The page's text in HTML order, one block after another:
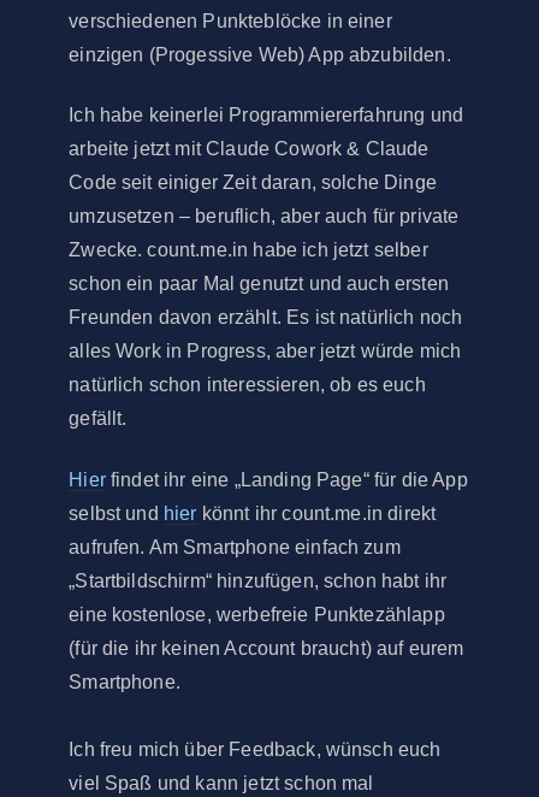
verschiedenen Punkteblöcke in einer
einzigen (Progessive Web) App abzubilden.
Ich habe keinerlei Programmiererfahrung und
arbeite jetzt mit Claude Cowork & Claude
Code seit einiger Zeit daran, solche Dinge
umzusetzen – beruflich, aber auch für private
Zwecke. count.me.in habe ich jetzt selber
schon ein paar Mal genutzt und auch ersten
Freunden davon erzählt. Es ist natürlich noch
alles Work in Progress, aber jetzt würde mich
natürlich schon interessieren, ob es euch
gefällt.
Hierfindet ihr eine „Landing Page“ für die App
selbst und hier könnt ihr count.me.in direkt
aufrufen. Am Smartphone einfach zum
„Startbildschirm“ hinzufügen, schon habt ihr
eine kostenlose, werbefreie Punktezählapp
(für die ihr keinen Account braucht) auf eurem
Smartphone.
Ich freu mich über Feedback, wünsch euch
viel Spaß und kann jetzt schon mal